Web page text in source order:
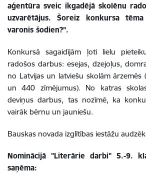
aģentūra sveic ikgadējā skolēnu
uzvarētājus. Šoreiz konkursa
varonis šodien?”.
Konkursā sagaidījām ļoti lielu
radošos darbus: esejas, dzejoļus,
no Latvijas un latviešu skolām
un 440 zīmējumus). No katras
deviņus darbus, tas nozīmē, ka
vairāk bērnu un jauniešu.
Bauskas novada izglītības iestāžu
Nominācijā "Literārie darbi" 5.-9.
saņēma: